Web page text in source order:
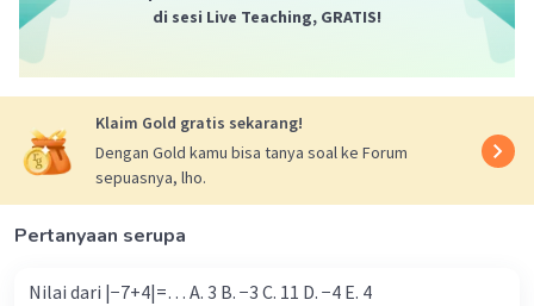
di sesi Live Teaching, GRATIS!
Klaim Gold gratis sekarang!
Dengan Gold kamu bisa tanya soal ke Forum
sepuasnya, lho.
Pertanyaan serupa
Nilai dari |−7+4|=… A. 3 B. −3 C. 11 D. −4 E. 4